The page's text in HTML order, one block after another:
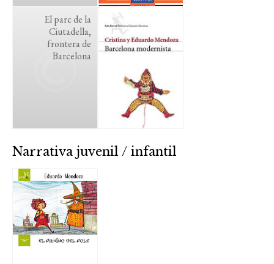
El parc de la
Ciutadella,
frontera de
Barcelona
Narrativa juvenil / infantil